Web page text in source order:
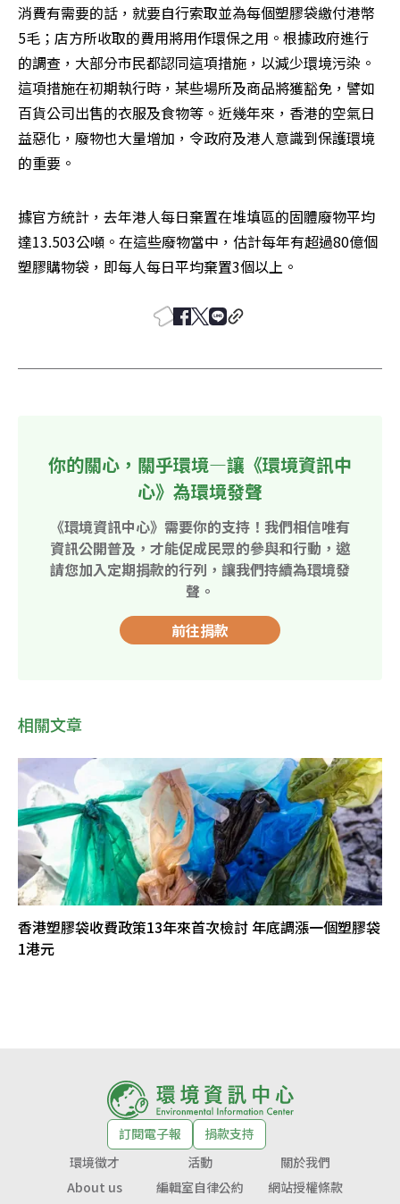
消費有需要的話，就要自行索取並為每個塑膠袋繳付港幣
5毛；店方所收取的費用將用作環保之用。根據政府進行
的調查，大部分市民都認同這項措施，以減少環境污染。
這項措施在初期執行時，某些場所及商品將獲豁免，譬如
百貨公司出售的衣服及食物等。近幾年來，香港的空氣日
益惡化，廢物也大量增加，令政府及港人意識到保護環境
的重要。
據官方統計，去年港人每日棄置在堆填區的固體廢物平均
達13.503公噸。在這些廢物當中，估計每年有超過80億個
塑膠購物袋，即每人每日平均棄置3個以上。
你的關心，關乎環境—讓《環境資訊中
心》為環境發聲
《環境資訊中心》需要你的支持！我們相信唯有
資訊公開普及，才能促成民眾的參與和行動，邀
請您加入定期捐款的行列，讓我們持續為環境發
聲。
前往捐款
相關文章
香港塑膠袋收費政策13年來首次檢討 年底調漲一個塑膠袋
1港元
訂閱電子報
捐款支持
環境徵才
活動
關於我們
About us
編輯室自律公約
網站授權條款